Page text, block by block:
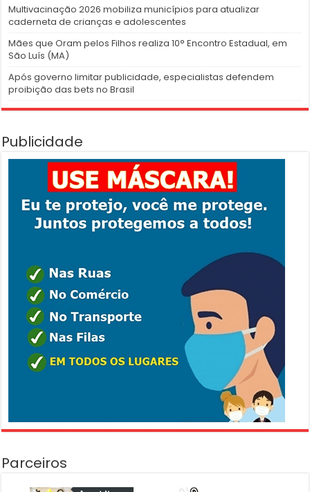
Multivacinação 2026 mobiliza municípios para atualizar
caderneta de crianças e adolescentes
Mães que Oram pelos Filhos realiza 10° Encontro Estadual, em
São Luís (MA)
Após governo limitar publicidade, especialistas defendem
proibição das bets no Brasil
Publicidade
Parceiros